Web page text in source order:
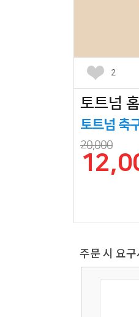
2
토트넘
토트넘 축
20,000
주문 시 요